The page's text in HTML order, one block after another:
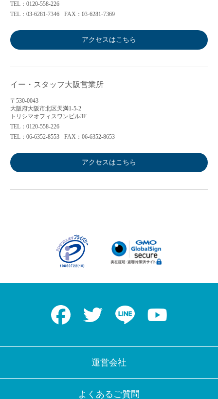
TEL：0120-558-226
TEL：03-6281-7346
FAX：03-6281-7369
アクセスはこちら
イー・スタッフ大阪営業所
〒530-0043
大阪府大阪市北区天満1-5-2
トリシマオフィスワンビル3F
TEL：0120-558-226
TEL：06-6352-8553
FAX：06-6352-8653
アクセスはこちら
Facebook Twitter LINE
運営会社
よくあるご質問